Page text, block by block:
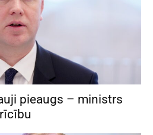
pieaugs – ministrs